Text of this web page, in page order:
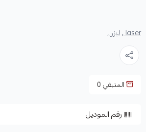
laser , ليزر ,
المتبقي0
رقم الموديل